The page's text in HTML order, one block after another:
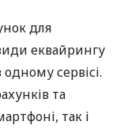
для
еквайрингу
сервісі.
та
так і